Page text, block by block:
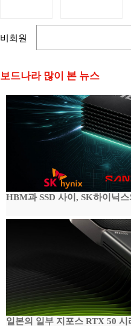
비회원
보드나라 많이 본 뉴스
HBM과 SSD 사이, SK하이닉
일본의 일부 지포스 RTX 50